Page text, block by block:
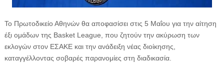
Το Πρωτοδικείο Αθηνών θα αποφασίσει στις 5 Μαΐου για την αίτηση
έξι ομάδων της Basket League, που ζητούν την ακύρωση των
εκλογών στον ΕΣΑΚΕ και την ανάδειξη νέας διοίκησης,
καταγγέλλοντας σοβαρές παρανομίες στη διαδικασία.